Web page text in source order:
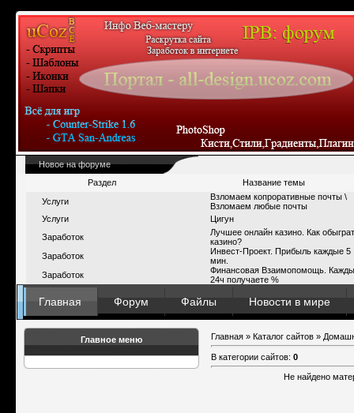
Новое на форуме
Раздел
Название темы
Услуги
Взломаем копроративные почты \
Взломаем любые почты
Услуги
Цигун
Заработок
Лучшее онлайн казино. Как
казино?
Заработок
Инвест-Проект. Прибыль каждые 5
мин.
Заработок
Финансовая Взаимопомощь.
24ч получаете %
Главная Форум Файлы Новости в мире
Главное меню Главная » Каталог сайтов »
В категории сайтов: 0
Не найдено